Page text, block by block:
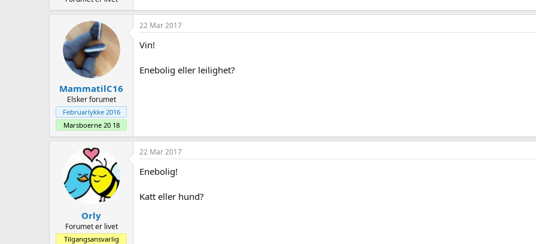
MammatilC16
Elsker forumet
Februarlykke 2016
Marsboerne 20 18
22 Mar 2017
Vin!
Enebolig eller leilighet?
Orly
Forumet er livet
Tilgangsansvarlig
22 Mar 2017
Enebolig!
Katt eller hund?